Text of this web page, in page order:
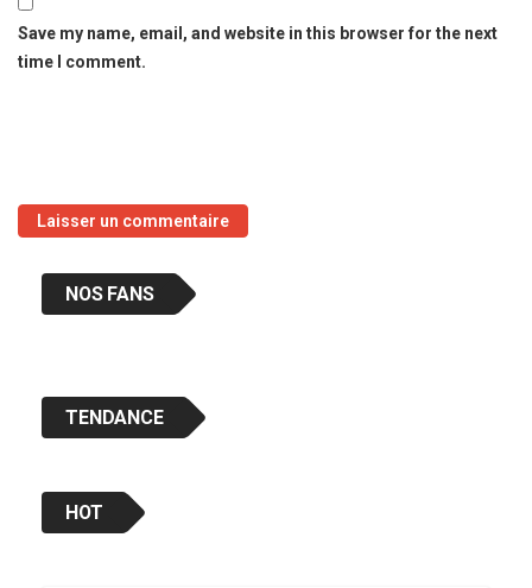
Save my name, email, and website in this browser for the next
time I comment.
NOS FANS
TENDANCE
HOT